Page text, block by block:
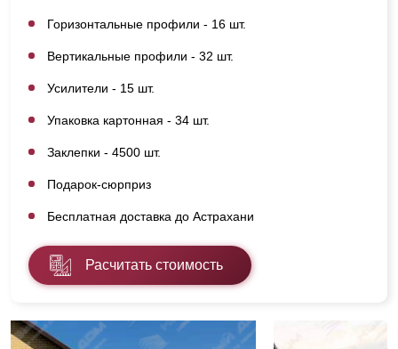
Горизонтальные профили - 16 шт.
Вертикальные профили - 32 шт.
Усилители - 15 шт.
Упаковка картонная - 34 шт.
Заклепки - 4500 шт.
Подарок-сюрприз
Бесплатная доставка до Астрахани
Расчитать стоимость